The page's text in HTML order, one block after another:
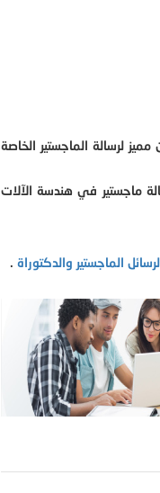
لرسالة الماجستير الخاصة
ماجستير في هندسة الآلات
الماجستير والدكتوراة .